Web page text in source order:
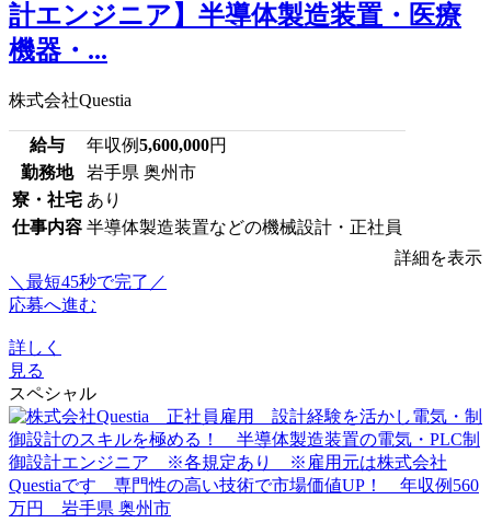
計エンジニア】半導体製造装置・医療
機器・...
株式会社Questia
給与 年収例5,600,000円
勤務地
岩手県 奥州市
寮・社宅 あり
仕事内容 半導体製造装置などの機械設計・正社員
詳細を表示
＼最短45秒で完了／
応募へ進む
詳しく
見る
スペシャル